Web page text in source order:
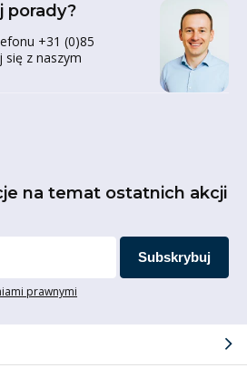
porady?
+31 (0)85
się z naszym
na temat ostatnich akcji
Subskrybuj
prawnymi